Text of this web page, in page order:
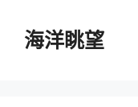
海洋眺望